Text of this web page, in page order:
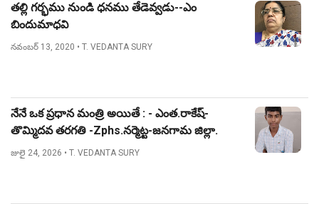
తల్లి గర్భము నుండి ధనము తేడెవ్వడు--ఎం
బిందుమాధవి
నవంబర్ 13, 2020 • T. VEDANTA SURY
నేనే ఒక ప్రధాన మంత్రి అయితే : - ఎంత.రాకేష్-
తొమ్మిదవ తరగతి -Zphs.నర్మెట్ట-జనగామ జిల్లా.
జులై 24, 2026 • T. VEDANTA SURY